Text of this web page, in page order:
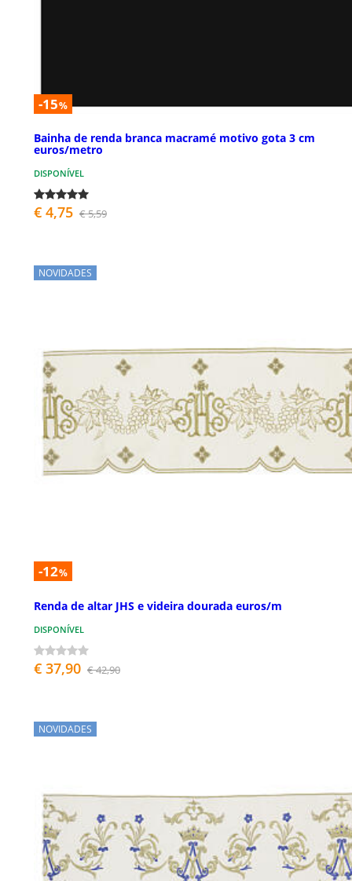
-15%
Bainha de renda branca macramé motivo gota 3 cm
euros/metro
DISPONÍVEL
€ 4,75 € 5,59
NOVIDADES
-12%
Renda de altar JHS e videira dourada euros/m
DISPONÍVEL
€ 37,90 € 42,90
NOVIDADES